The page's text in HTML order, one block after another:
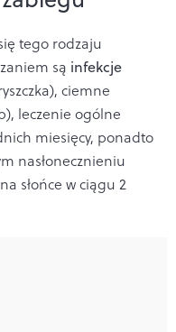
tego rodzaju
są infekcje
ciemne
leczenie ogólne
miesięcy, ponadto
nasłonecznieniu
słońce w ciągu 2